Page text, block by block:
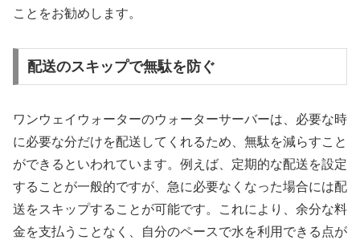
ことをお勧めします。
配送のスキップで無駄を防ぐ
ワンウェイウォーターのウォーターサーバーは、必要な時
に必要な分だけを配送してくれるため、無駄を減らすこと
ができるといわれています。例えば、定期的な配送を設定
することが一般的ですが、急に必要なくなった場合には配
送をスキップすることが可能です。これにより、余分な料
金を支払うことなく、自分のペースで水を利用できる点が